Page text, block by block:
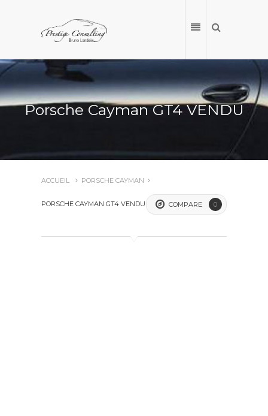
ACCUEIL
Porsche Cayman GT4 VENDU
ACCUEIL PORSCHE CAYMAN
PORSCHE CAYMAN GT4 VENDU COMPARE 0